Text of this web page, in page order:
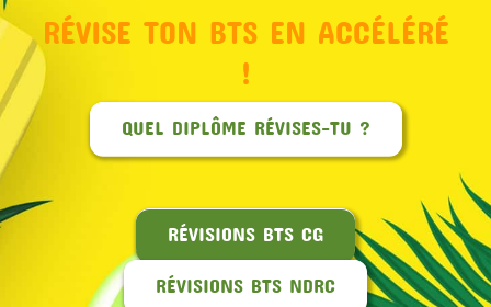
RÉVISE TON BTS EN ACCÉLÉRÉ
!
QUEL DIPLÔME RÉVISES-TU ?
RÉVISIONS BTS CG
RÉVISIONS BTS NDRC